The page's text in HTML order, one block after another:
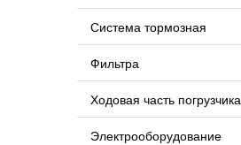
Система тормозная
Фильтра
Ходовая часть погрузчика
Электрооборудование